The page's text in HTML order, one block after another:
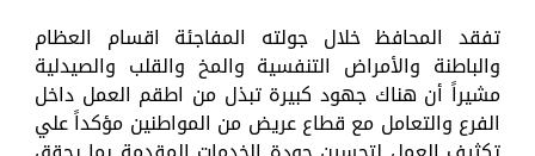
تفقد المحافظ خلال جولته المفاجئة اقسام العظام
والباطنة والأمراض التنفسية والمخ والقلب والصيدلية
مشيراً أن هناك جهود كبيرة تبذل من اطقم العمل داخل
الفرع والتعامل مع قطاع عريض من المواطنين مؤكداً علي